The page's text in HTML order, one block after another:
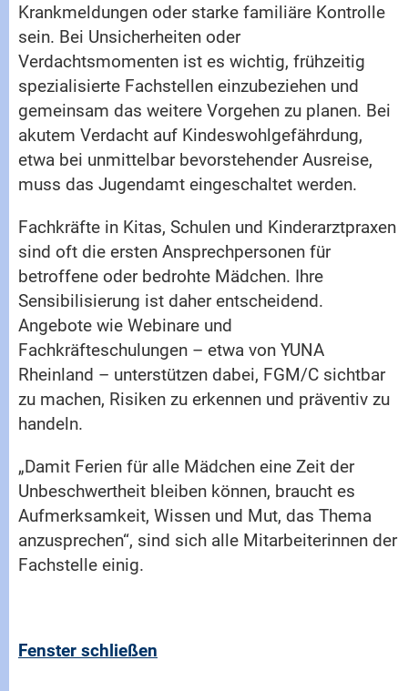
Krankmeldungen oder starke familiäre Kontrolle
sein. Bei Unsicherheiten oder
Verdachtsmomenten ist es wichtig, frühzeitig
spezialisierte Fachstellen einzubeziehen und
gemeinsam das weitere Vorgehen zu planen. Bei
akutem Verdacht auf Kindeswohlgefährdung,
etwa bei unmittelbar bevorstehender Ausreise,
muss das Jugendamt eingeschaltet werden.
Fachkräfte in Kitas, Schulen und Kinderarztpraxen
sind oft die ersten Ansprechpersonen für
betroffene oder bedrohte Mädchen. Ihre
Sensibilisierung ist daher entscheidend.
Angebote wie Webinare und
Fachkräfteschulungen – etwa von YUNA
Rheinland – unterstützen dabei, FGM/C sichtbar
zu machen, Risiken zu erkennen und präventiv zu
handeln.
„Damit Ferien für alle Mädchen eine Zeit der
Unbeschwertheit bleiben können, braucht es
Aufmerksamkeit, Wissen und Mut, das Thema
anzusprechen“, sind sich alle Mitarbeiterinnen der
Fachstelle einig.
Fenster schließen